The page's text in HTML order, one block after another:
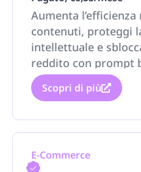
Aumenta
contenuti, proteggi
intellettuale e
reddito con prompt
piattaforma
Scopri di più
E-Commerce